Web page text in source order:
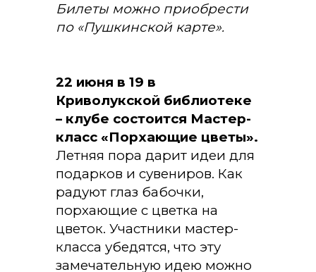
Билеты можно приобрести
по «Пушкинской карте».
22 июня в 19 в
Криволукской библиотеке
– клубе состоится Мастер-
класс «Порхающие цветы».
Летняя пора дарит идеи для
подарков и сувениров. Как
радуют глаз бабочки,
порхающие с цветка на
цветок. Участники мастер-
класса убедятся, что эту
замечательную идею можно